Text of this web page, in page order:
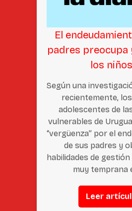
El
padres preocupa
los niños
Según una
recientemente,
adolescentes de
vulnerables de
“vergüenza” por el
de sus padres y
habilidades de
muy temprana
Leer